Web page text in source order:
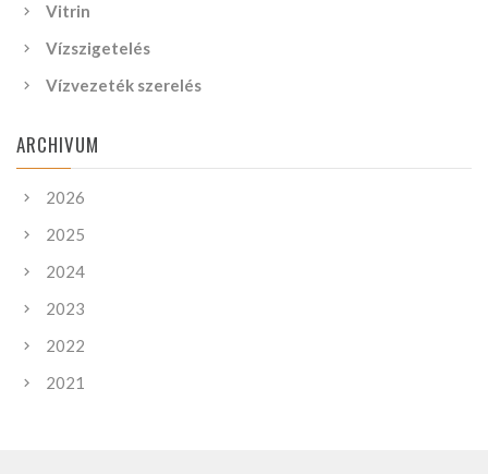
Vitrin
Vízszigetelés
Vízvezeték szerelés
ARCHIVUM
2026
2025
2024
2023
2022
2021